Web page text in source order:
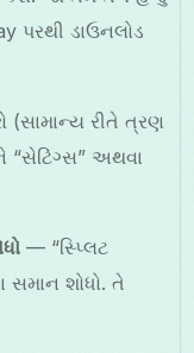
પરથી ડાઉનલોડ
રીતે ત્રણ
અથવા
— “સ્પ્લિટ
શોધો. તે